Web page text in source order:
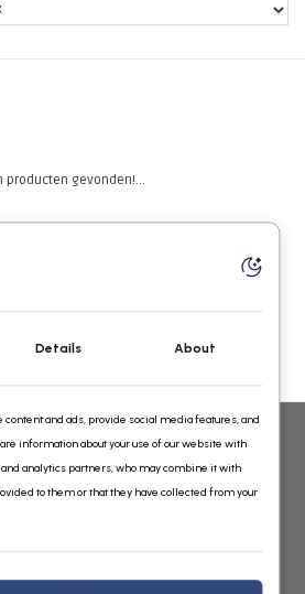
producten gevonden!...
DAMES EN HEREN VAN SHAKALOHA
NIEUWSBRIEF
Details About
content and ads, provide social media features, and
information about your use of our website with
analytics partners, who may combine it with
to them or that they have collected from your